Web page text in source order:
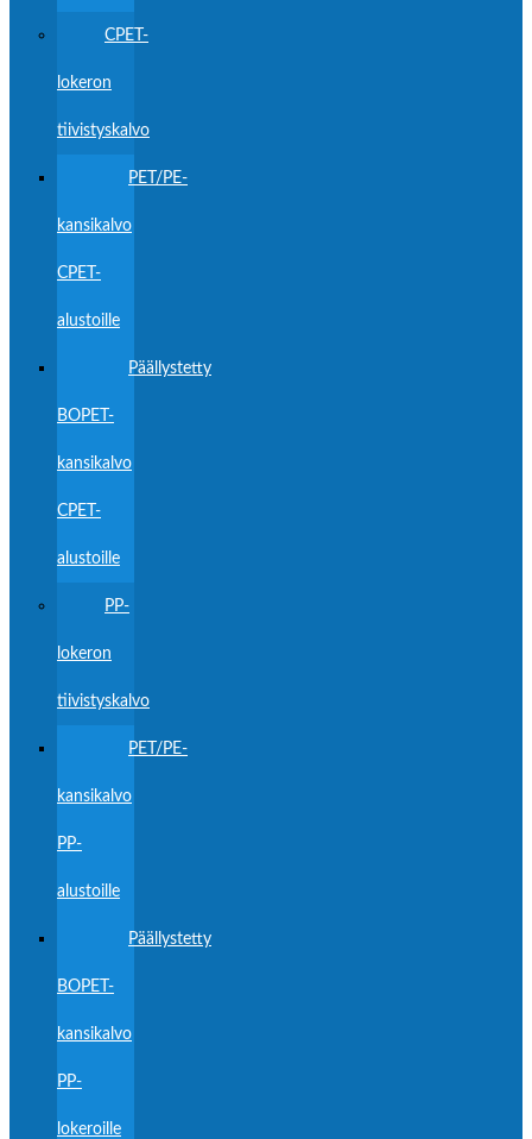
CPET-
lokeron
tiivistyskalvo
PET/PE-
kansikalvo
CPET-
alustoille
Päällystetty
BOPET-
kansikalvo
CPET-
alustoille
PP-
lokeron
tiivistyskalvo
PET/PE-
kansikalvo
PP-
alustoille
Päällystetty
BOPET-
kansikalvo
PP-
lokeroille